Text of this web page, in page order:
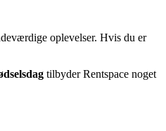
oplevelser. Hvis du er
tilbyder Rentspace noget